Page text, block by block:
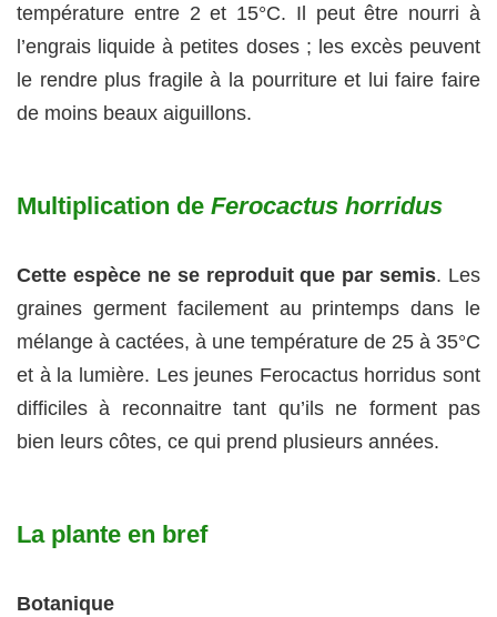
température entre 2 et 15°C. Il peut être nourri à
l’engrais liquide à petites doses ; les excès peuvent
le rendre plus fragile à la pourriture et lui faire faire
de moins beaux aiguillons.
Multiplication de Ferocactus horridus
Cette espèce ne se reproduit que par semis. Les
graines germent facilement au printemps dans le
mélange à cactées, à une température de 25 à 35°C
et à la lumière. Les jeunes Ferocactus horridus sont
difficiles à reconnaitre tant qu’ils ne forment pas
bien leurs côtes, ce qui prend plusieurs années.
La plante en bref
Botanique